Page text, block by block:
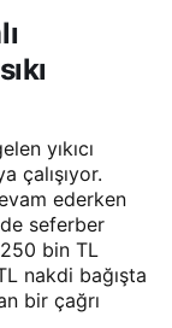
sımsıkı
mu?’
yıkıcı
çalışıyor.
ederken
seferber
bin TL
nakdi bağışta
bir çağrı